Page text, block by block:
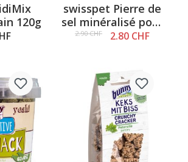
120g
swisspet Pierre de
sel minéralisé pour
lécher 50g
2.90 CHF 2.80 CHF